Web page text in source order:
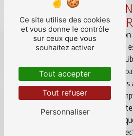
LA MISE EN PLACE
RENDU CSSCT À
La CSSCT, abréviation de
Conditions de Travail, est un comité
fonctionnement des entreprises à
cette instance a pour mission
sécurité et à la santé des
DE DICTO. L'établissement d'un
permet de garantir la prise en
problématiques liées à ces
de mettre en place des actions
Ce site utilise des cookies
et vous donne le contrôle
sur ceux que vous
souhaitez activer
Tout accepter
Tout refuser
Personnaliser